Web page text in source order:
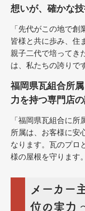
想いが、確かな技
「先代がこの地で
皆様と共に歩み、住
親子二代で培ってき
は、私たちの誇りで
福岡県瓦組合所
力を持つ専門店の
「福岡県瓦組合に
所属は、お客様に安
なります。瓦のプロ
様の屋根を守ります
メーカー
位の実力